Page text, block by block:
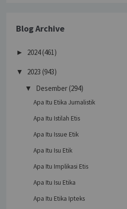
Blog Archive
► 2024(461)
▼ 2023 (943)
▼ Desember (294)
Apa Itu Etika Jurnalistik
Apa Itu Istilah Etis
Apa Itu Issue Etik
Apa Itu Isu Etik
Apa Itu Implikasi Etis
Apa Itu Isu Etika
Apa Itu Etika Ipteks